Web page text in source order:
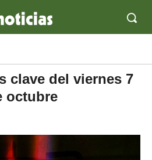
clave del viernes 7
octubre